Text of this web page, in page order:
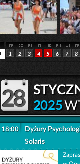
1 2 3 4 5 6 7 8
28 2025
18:00
Dyżury
Solaris